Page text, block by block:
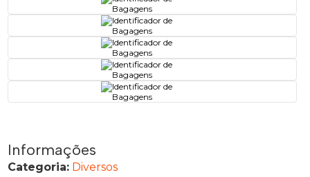
Informações
Categoria: Diversos